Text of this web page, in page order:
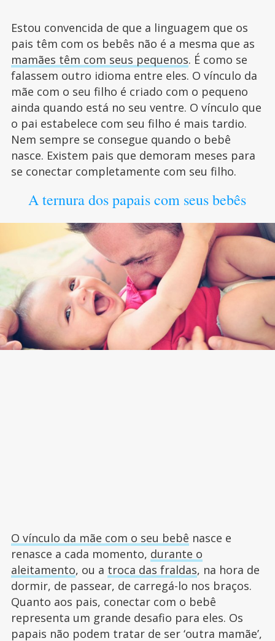
Estou convencida de que a linguagem que os
pais têm com os bebês não é a mesma que as
mamães têm com seus pequenos. É como se
falassem outro idioma entre eles. O vínculo da
mãe com o seu filho é criado com o pequeno
ainda quando está no seu ventre. O vínculo que
o pai estabelece com seu filho é mais tardio.
Nem sempre se consegue quando o bebê
nasce. Existem pais que demoram meses para
se conectar completamente com seu filho.
A ternura dos papais com seus bebês
O vínculo da mãe com o seu bebê nasce e
renasce a cada momento, durante o
aleitamento, ou a troca das fraldas, na hora de
dormir, de passear, de carregá-lo nos braços.
Quanto aos pais, conectar com o bebê
representa um grande desafio para eles. Os
papais não podem tratar de ser ‘outra mamãe’,